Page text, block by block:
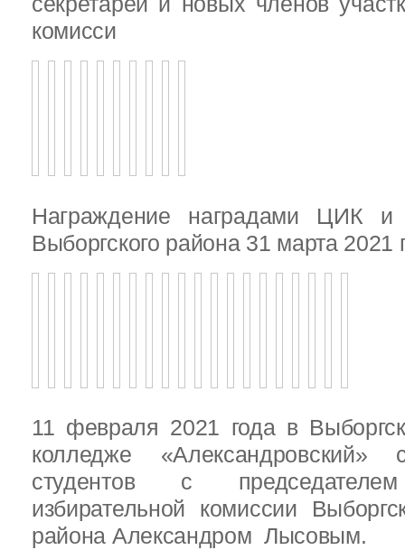
комисси
Награждение наградами ЦИК
Выборгского района 31 марта 2021
11 февраля 2021 года в
колледже «Александровский»
студентов с председателем
избирательной комиссии
района Александром Лысовым.